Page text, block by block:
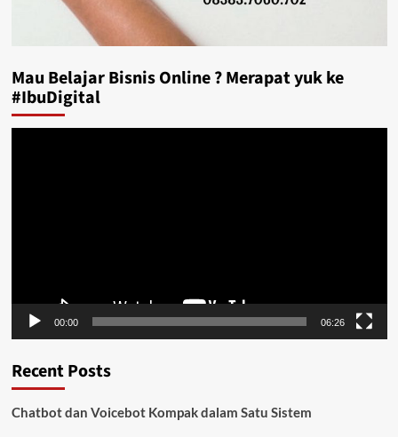
Mau Belajar Bisnis Online ? Merapat yuk ke
#IbuDigital
00:00 06:26
Recent Posts
Chatbot dan Voicebot Kompak dalam Satu Sistem